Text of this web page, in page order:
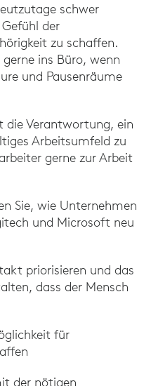
schwer
der
zu schaffen.
ins Büro, wenn
und Pausenräume
die Verantwortung, ein
Arbeitsumfeld zu
gerne zur Arbeit
Sie, wie Unternehmen
und Microsoft neu
priorisieren und das
dass der Mensch
für
der nötigen